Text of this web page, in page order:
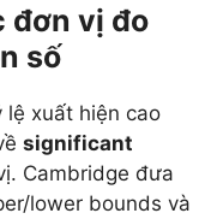
đơn vị đo
số
lệ xuất hiện cao
significant
Cambridge đưa
lower bounds và